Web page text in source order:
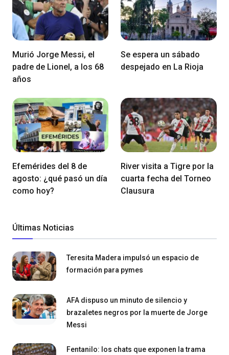
Murió Jorge Messi, el
padre de Lionel, a los 68
años
Se espera un sábado
despejado en La Rioja
Efemérides del 8 de
agosto: ¿qué pasó un día
como hoy?
River visita a Tigre por la
cuarta fecha del Torneo
Clausura
Últimas Noticias
Teresita Madera impulsó un espacio de
formación para pymes
AFA dispuso un minuto de silencio y
brazaletes negros por la muerte de Jorge
Messi
Fentanilo: los chats que exponen la trama